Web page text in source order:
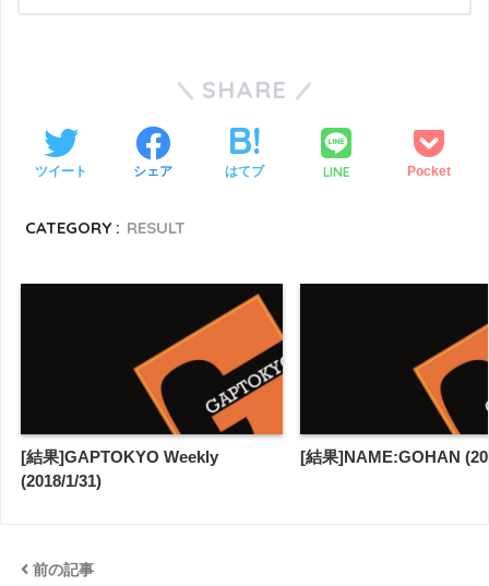
SHARE
ツイート シェア はてブ LINE Pocket
CATEGORY : RESULT
[結果]GAPTOKYO Weekly
(2018/1/31)
[結果]NAME:GOHAN
前の記事